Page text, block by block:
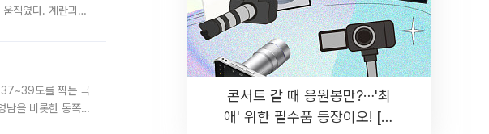
직였다. 계란과
37~39도를 찍는 극
남을 비롯한 동쪽
콘서트 갈 때 응원봉만?⋯'최
애' 위한 필수품 등장이오! [솔